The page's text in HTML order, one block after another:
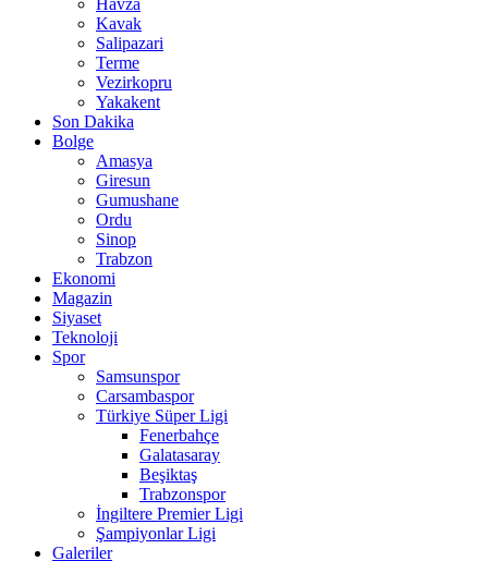
Havza
Kavak
Salipazari
Terme
Vezirkopru
Yakakent
Son Dakika
Bolge
Amasya
Giresun
Gumushane
Ordu
Sinop
Trabzon
Ekonomi
Magazin
Siyaset
Teknoloji
Spor
Samsunspor
Carsambaspor
Türkiye Süper Ligi
Fenerbahçe
Galatasaray
Beşiktaş
Trabzonspor
İngiltere Premier Ligi
Şampiyonlar Ligi
Galeriler